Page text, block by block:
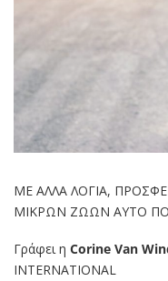
ΜΕ ΑΛΛΑ ΛΟΓΙΑ,
ΜΙΚΡΩΝ ΖΩΩΝ ΑΥΤΟ
Γράφει η Corine Van
INTERNATIONAL